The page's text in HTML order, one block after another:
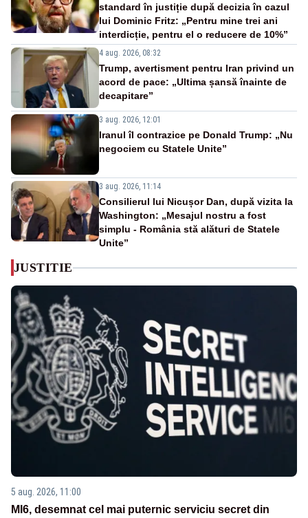
standard în justiție după decizia în cazul
lui Dominic Fritz: „Pentru mine trei ani
interdicție, pentru el o reducere de 10%”
4 aug. 2026, 08:32
Trump, avertisment pentru Iran privind un
acord de pace: „Ultima șansă înainte de
decapitare”
3 aug. 2026, 12:01
Iranul îl contrazice pe Donald Trump: „Nu
negociem cu Statele Unite”
3 aug. 2026, 11:14
Consilierul lui Nicușor Dan, după vizita la
Washington: „Mesajul nostru a fost
simplu - România stă alături de Statele
Unite”
JUSTITIE
5 aug. 2026, 11:00
MI6, desemnat cel mai puternic serviciu secret din